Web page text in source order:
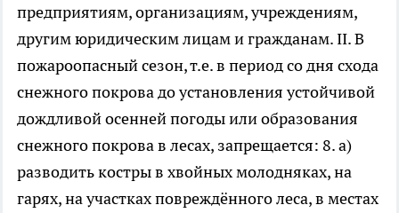
предприятиям, организациям, учреждениям,
другим юридическим лицам и гражданам. II. В
пожароопасный сезон, т.е. в период со дня схода
снежного покрова до установления устойчивой
дождливой осенней погоды или образования
снежного покрова в лесах, запрещается: 8. а)
разводить костры в хвойных молодняках, на
гарях, на участках повреждённого леса, в местах